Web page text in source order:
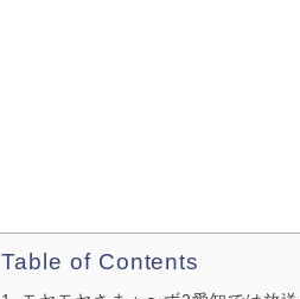
Table of Contents